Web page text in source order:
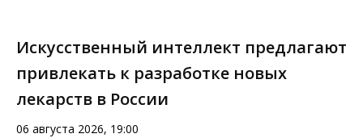
Искусственный интеллект предлагают
привлекать к разработке новых
лекарств в России
06 августа 2026, 19:00